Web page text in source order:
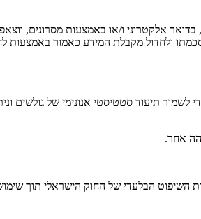
אלקטרוני ו/או באמצעות מסרונים,
ולחדול מקבלת המידע כאמור
תיעוד סטטיסטי אנונימי של גולשים
אחר.
הבלעדי של החוק הישראלי תוך